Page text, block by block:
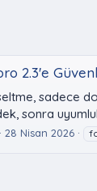
2.3'e
sadece
sonra
28 Nisan 2026